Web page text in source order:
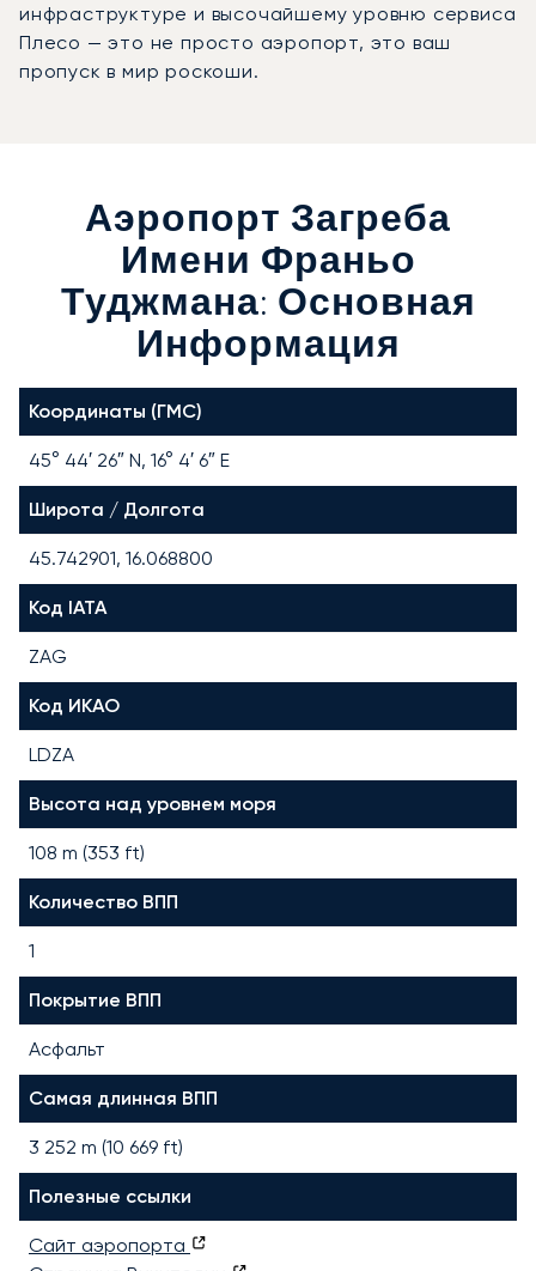
инфраструктуре и высочайшему уровню сервиса
Плесо — это не просто аэропорт, это ваш
пропуск в мир роскоши.
Аэропорт Загреба
Имени Франьо
Туджмана: Основная
Информация
Координаты (ГМС)
45° 44′ 26″ N, 16° 4′ 6″ E
Широта / Долгота
45.742901, 16.068800
Код IATA
ZAG
Код ИКАО
LDZA
Высота над уровнем моря
108 m (353 ft)
Количество ВПП
1
Покрытие ВПП
Асфальт
Самая длинная ВПП
3 252 m (10 669 ft)
Полезные ссылки
Сайт аэропорта